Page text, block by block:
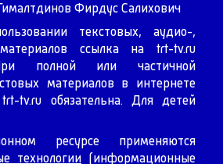
Фирдус Салихович
текстовых, аудио-,
ссылка на trt-tv.ru
полной или частичной
материалов в интернете
trt-tv.ru обязательна. Для детей
ресурсе применяются
технологии (информационные